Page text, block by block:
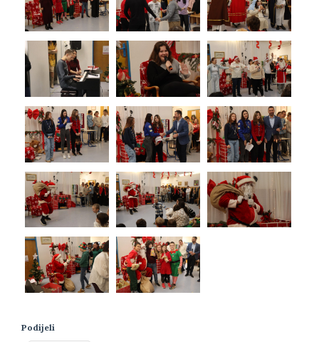
Podijeli